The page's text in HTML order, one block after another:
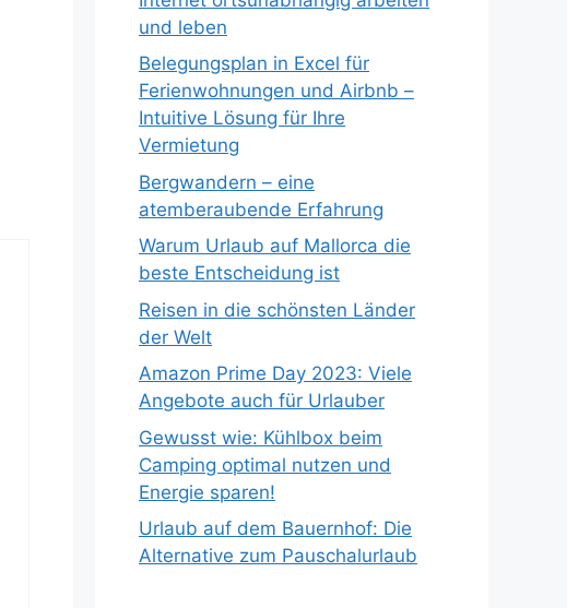
und leben
Belegungsplan in Excel für
Ferienwohnungen und Airbnb –
Intuitive Lösung für Ihre
Vermietung
Bergwandern – eine
atemberaubende Erfahrung
Warum Urlaub auf Mallorca die
beste Entscheidung ist
Reisen in die schönsten Länder
der Welt
Amazon Prime Day 2023: Viele
Angebote auch für Urlauber
Gewusst wie: Kühlbox beim
Camping optimal nutzen und
Energie sparen!
Urlaub auf dem Bauernhof: Die
Alternative zum Pauschalurlaub